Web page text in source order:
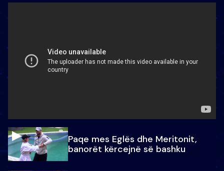
Paqe mes Eglës dhe Meritonit,
banorët kërcejnë së bashku